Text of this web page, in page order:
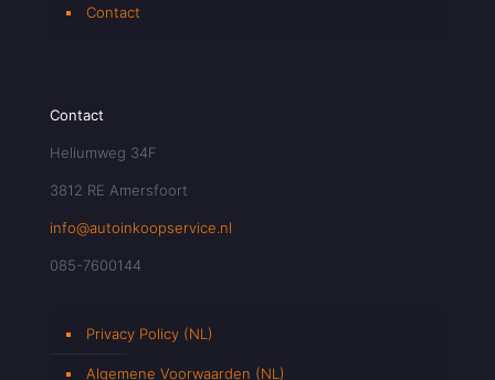
Contact
Contact
Heliumweg 34F
3812 RE Amersfoort
info@autoinkoopservice.nl
085-7600144
Privacy Policy (NL)
Algemene Voorwaarden (NL)